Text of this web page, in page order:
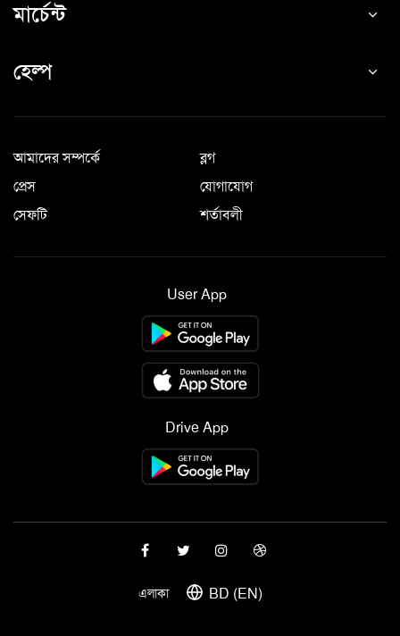
মার্চেন্ট
হেল্প
আমাদের সম্পর্কে
ব্লগ
প্রেস
যোগাযোগ
সেফটি
শর্তাবলী
User App
Drive App
এলাকা BD (EN)